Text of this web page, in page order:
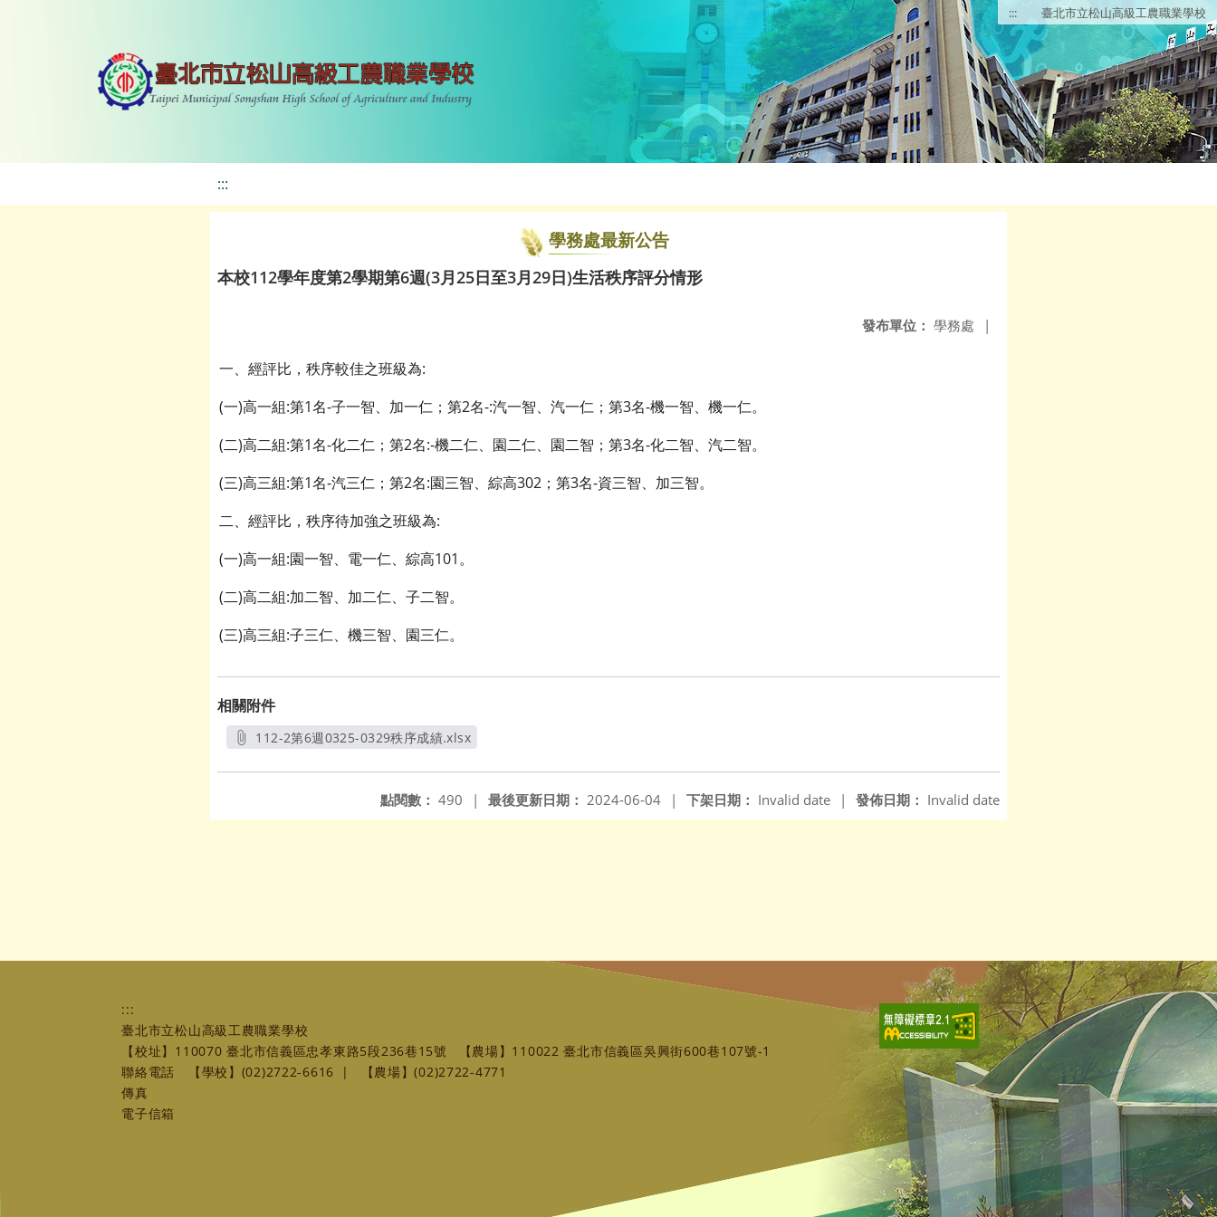
::: 臺北市立松山高級工農職業學校
:::
學務處最新公告
本校112學年度第2學期第6週(3月25日至3月29日)生活秩序評分情形
發布單位： 學務處 |
一、經評比，秩序較佳之班級為:
(一)高一組:第1名-子一智、加一仁；第2名-:汽一智、汽一仁；第3名-機一智、機一仁。
(二)高二組:第1名-化二仁；第2名:-機二仁、園二仁、園二智；第3名-化二智、汽二智。
(三)高三組:第1名-汽三仁；第2名:園三智、綜高302；第3名-資三智、加三智。
二、經評比，秩序待加強之班級為:
(一)高一組:園一智、電一仁、綜高101。
(二)高二組:加二智、加二仁、子二智。
(三)高三組:子三仁、機三智、園三仁。
相關附件
112-2第6週0325-0329秩序成績.xlsx
發佈日期： Invalid date
下架日期： Invalid date |
最後更新日期： 2024-06-04 |
點閱數： 490 |
:::
臺北市立松山高級工農職業學校
【校址】110070 臺北市信義區忠孝東路5段236巷15號
【農場】110022 臺北市信義區吳興街600巷107號-1
聯絡電話
【學校】(02)2722-6616 |
【農場】(02)2722-4771
傳真
電子信箱